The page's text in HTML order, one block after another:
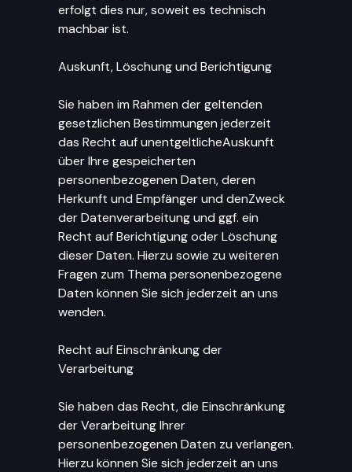
erfolgt dies nur, soweit es technisch
machbar ist.
Auskunft, Löschung und Berichtigung
Sie haben im Rahmen der geltenden
gesetzlichen Bestimmungen jederzeit
das Recht auf unentgeltlicheAuskunft
über Ihre gespeicherten
personenbezogenen Daten, deren
Herkunft und Empfänger und denZweck
der Datenverarbeitung und ggf. ein
Recht auf Berichtigung oder Löschung
dieser Daten. Hierzu sowie zu weiteren
Fragen zum Thema personenbezogene
Daten können Sie sich jederzeit an uns
wenden.
Recht auf Einschränkung der
Verarbeitung
Sie haben das Recht, die Einschränkung
der Verarbeitung Ihrer
personenbezogenen Daten zu verlangen.
Hierzu können Sie sich jederzeit an uns